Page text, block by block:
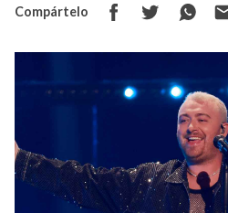
Compártelo